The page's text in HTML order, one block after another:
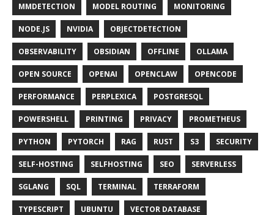
MMDETECTION MODEL ROUTING MONITORING
NODE.JS NVIDIA OBJECTDETECTION
OBSERVABILITY OBSIDIAN OFFLINE OLLAMA
OPEN SOURCE OPENAI OPENCLAW OPENCODE
PERFORMANCE PERPLEXICA POSTGRESQL
POWERSHELL PRINTING PRIVACY PROMETHEUS
PYTHON PYTORCH RAG RUST S3 SECURITY
SELF-HOSTING SELFHOSTING SEO SERVERLESS
SGLANG SQL TERMINAL TERRAFORM
TYPESCRIPT UBUNTU VECTOR DATABASE